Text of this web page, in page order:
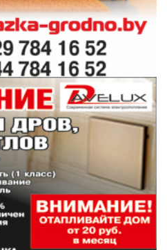
все равно есть. Настрой
Европы
участие в сборах
школьной
на
в Жировичах,
Слонима от
И хотя
делает основной
шашки, он заверил,
лучшим и в